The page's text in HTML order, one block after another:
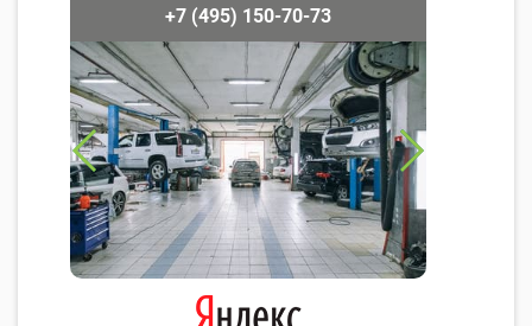
+7 (495) 150-70-73